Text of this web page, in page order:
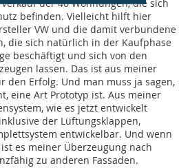
der 46 Wohnungen, die sich
befinden. Vielleicht hilft hier
VW und die damit verbundene
die sich natürlich in der Kaufphase
beschäftigt und sich von den
lassen. Das ist aus meiner
den Erfolg. Und man muss ja sagen,
eine Art Prototyp ist. Aus meiner
wie es jetzt entwickelt
der Lüftungsklappen,
entwickelbar. Und wenn
es meiner Überzeugung nach
zu anderen Fassaden.